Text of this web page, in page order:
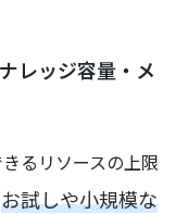
レッジ容量・メ
るリソースの上限
お試しや小規模な